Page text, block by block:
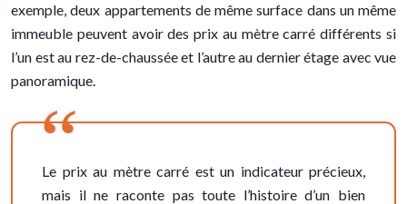
exemple, deux appartements de même surface dans un même
immeuble peuvent avoir des prix au mètre carré différents si
l’un est au rez-de-chaussée et l’autre au dernier étage avec vue
panoramique.
Le prix au mètre carré est un indicateur précieux,
mais il ne raconte pas toute l’histoire d’un bien